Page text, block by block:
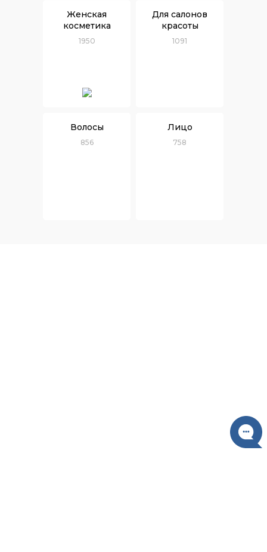
Женская
косметика
1950
Для салонов
красоты
1091
Волосы
856
Лицо
758